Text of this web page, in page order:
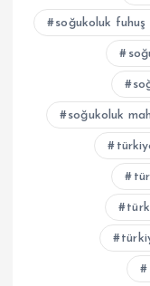
soğukoluk fuhuş
soğukoluk